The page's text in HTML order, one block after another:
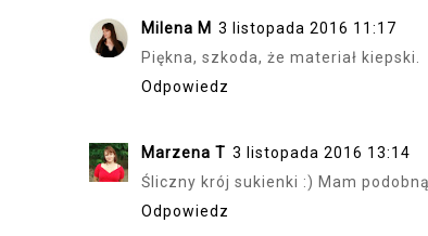
Milena M 3 listopada 2016 11:17
Piękna, szkoda, że materiał kiepski.
Odpowiedz
Marzena T 3 listopada 2016 13:14
Śliczny krój sukienki :) Mam
Odpowiedz